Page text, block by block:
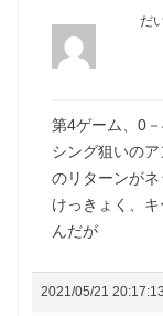
だ
第4ゲーム、0
シング狙いの
のリターンが
けっきょく、
んだが
2021/05/21